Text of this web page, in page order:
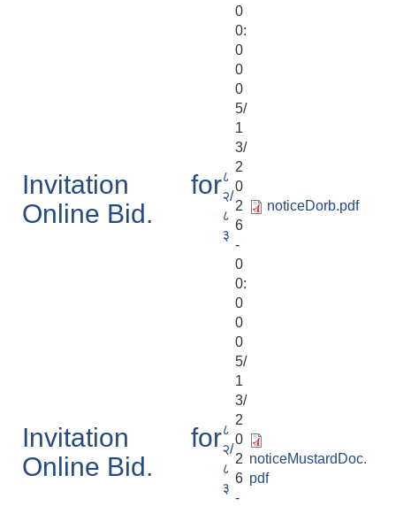
0
0:
0
0
Invitation for
Online Bid.
८
२/
८
३
0
5/
1
3/
2
0
2
6
-
0
0:
0
0
noticeDorb.pdf
Invitation for
Online Bid.
८
२/
८
३
0
5/
1
3/
2
0
2
6
-
noticeMustardDoc.
pdf